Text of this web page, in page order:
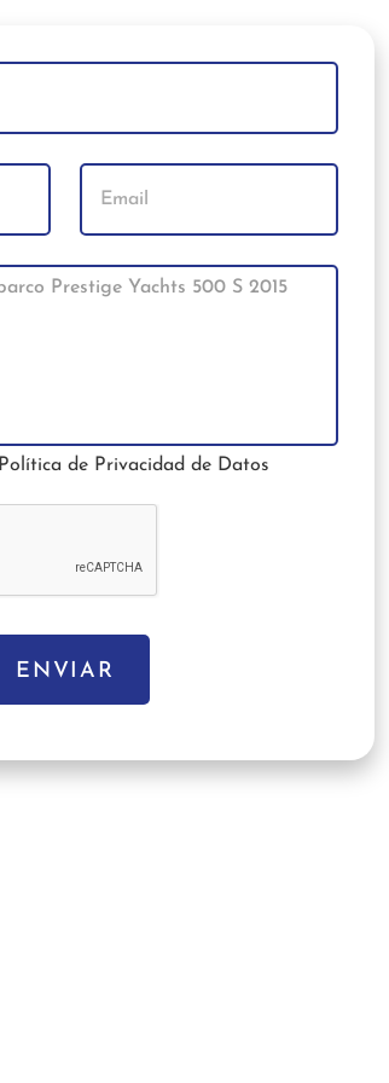
Política de Privacidad de Datos
ENVIAR